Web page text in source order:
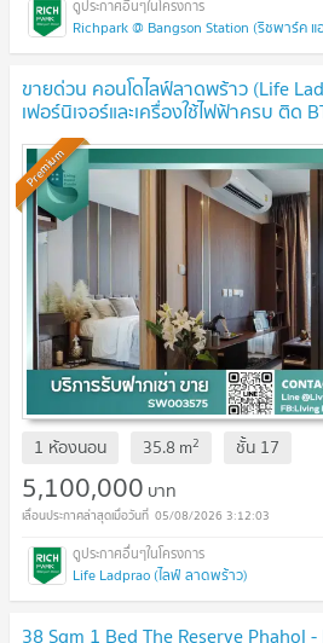
Richpark @ Bangson Station (ริชพาร์ค
ขายด่วน คอนโดไลฟ์ลาดพร้าว (Life
เฟอร์นิเจอร์และเครื่องใช้ไฟฟ้าครบ ติด
-SW003575
Premium
1 ห้องนอน 35.8m2 ชั้น 17
5,100,000 บาท
05/08/2026 3:12:03
Life Ladprao (ไลฟ์ ลาดพร้าว)
38 Sqm 1 Bed The Reserve Phahol